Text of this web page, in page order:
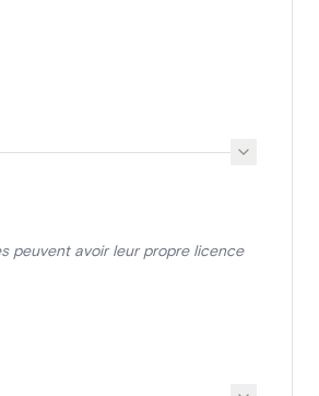
peuvent avoir leur propre licence